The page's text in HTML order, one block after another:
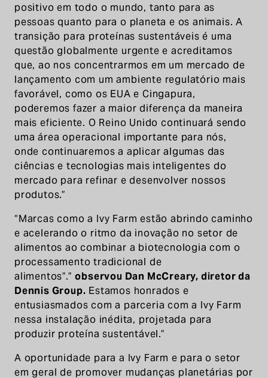
positivo em todo o mundo, tanto para as
pessoas quanto para o planeta e os animais. A
transição para proteínas sustentáveis é uma
questão globalmente urgente e acreditamos
que, ao nos concentrarmos em um mercado de
lançamento com um ambiente regulatório mais
favorável, como os EUA e Cingapura,
poderemos fazer a maior diferença da maneira
mais eficiente. O Reino Unido continuará sendo
uma área operacional importante para nós,
onde continuaremos a aplicar algumas das
ciências e tecnologias mais inteligentes do
mercado para refinar e desenvolver nossos
produtos.”
“Marcas como a Ivy Farm estão abrindo caminho
e acelerando o ritmo da inovação no setor de
alimentos ao combinar a biotecnologia com o
processamento tradicional de
alimentos”.”observou Dan McCreary, diretor da
Dennis Group. Estamos honrados e
entusiasmados com a parceria com a Ivy Farm
nessa instalação inédita, projetada para
produzir proteína sustentável.”
A oportunidade para a Ivy Farm e para o setor
em geral de promover mudanças planetárias por